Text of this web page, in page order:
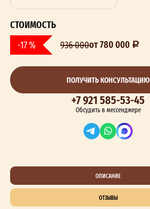
СТОИМОСТЬ
-17 % 936 000от 780 000
ПОЛУЧИТЬ КОНСУЛЬТАЦИЮ
+7 921 585-53-45
Обсудить в мессенджере
ОПИСАНИЕ
ОТЗЫВЫ